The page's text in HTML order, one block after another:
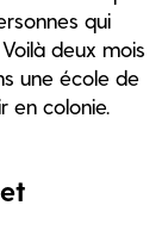
qui
deux mois
une école de
en colonie.